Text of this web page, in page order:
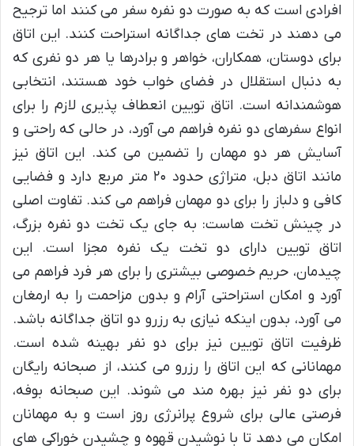
افرادی است که به صورت دو نفره سفر می کنند اما ترجیح
می دهند در تخت های جداگانه استراحت کنند. این اتاق
برای دوستان، همکاران، خواهر و برادرها یا هر دو نفری که
به دنبال استقلال در فضای خواب خود هستند، انتخابی
هوشمندانه است. اتاق تویین انعطاف پذیری لازم را برای
انواع سفرهای دو نفره فراهم می آورد، در حالی که راحتی و
آسایش هر دو مهمان را تضمین می کند. این اتاق نیز
مانند اتاق دبل، متراژی حدود ۲۰ متر مربع دارد و فضایی
کافی و دلباز را برای دو مهمان فراهم می کند. تفاوت اصلی
در چینش تخت هاست: به جای یک تخت دو نفره بزرگ،
اتاق تویین دارای دو تخت یک نفره مجزا است. این
چیدمان، حریم خصوصی بیشتری را برای هر فرد فراهم می
آورد و امکان استراحتی آرام و بدون مزاحمت را به ارمغان
می آورد، بدون اینکه نیازی به رزرو دو اتاق جداگانه باشد.
ظرفیت اتاق تویین نیز برای دو نفر بهینه شده است.
مهمانانی که این اتاق را رزرو می کنند، از صبحانه رایگان
برای دو نفر نیز بهره مند می شوند. این صبحانه بوفه،
فرصتی عالی برای شروع پرانرژی روز است و به مهمانان
امکان می دهد تا با نوشیدن قهوه و چشیدن خوراکی های